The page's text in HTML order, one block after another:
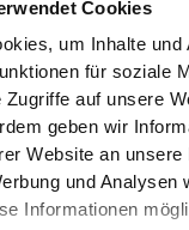
Cookies
um Inhalte und
für soziale
Zugriffe auf unsere
geben wir
Website an unsere
und Analysen
Informationen
sind über
Justiz und von der
www.gesetze-im-